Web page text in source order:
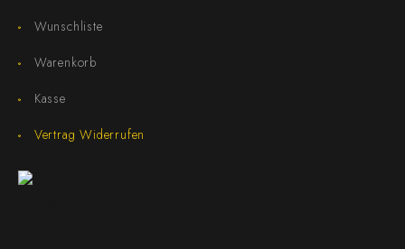
Wunschliste
Warenkorb
Kasse
Vertrag Widerrufen